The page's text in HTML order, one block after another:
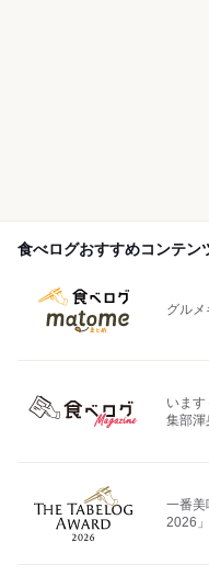
食べログおすすめコンテン
グル
いま
集部渾
一番美
2026